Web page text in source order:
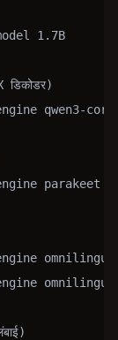
1.7B
qwen3-
parakeet
--engine
engine